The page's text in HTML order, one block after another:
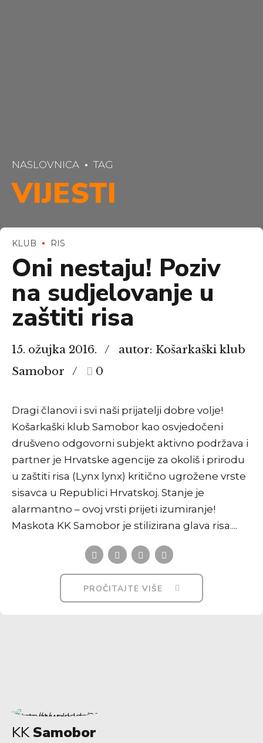
NASLOVNICA TAG
VIJESTI
KLUB RIS
Oni nestaju! Poziv
na sudjelovanje u
zaštiti risa
15. ožujka 2016.
autor: Košarkaški klub
Samobor
0
Dragi članovi i svi naši prijatelji dobre volje!
Košarkaški klub Samobor kao osvjedočeni
drušveno odgovorni subjekt aktivno podržava i
partner je Hrvatske agencije za okoliš i prirodu
u zaštiti risa (Lynx lynx) kritično ugrožene vrste
sisavca u Republici Hrvatskoj. Stanje je
alarmantno – ovoj vrsti prijeti izumiranje!
Maskota KK Samobor je stilizirana glava risa....
PROČITAJTE VIŠE
KKSamobor